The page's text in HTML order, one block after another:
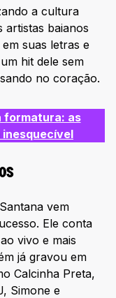
a cultura
baianos
suas letras e
hit dele sem
no coração.
formatura: as
inesquecível
vem
Ele conta
vivo e mais
já gravou em
Calcinha Preta,
Simone e